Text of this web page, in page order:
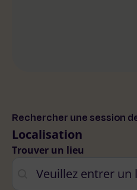
Rechercher une session
Localisation
Localisation
Trouver un lieu